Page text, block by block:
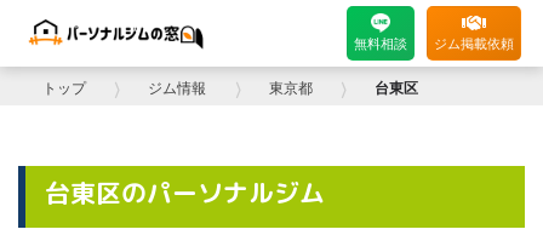
無料相談 ジム掲載依頼
トップ ⟩ ジム情報 ⟩ 東京都 ⟩ 台東区
台東区のパーソナルジム